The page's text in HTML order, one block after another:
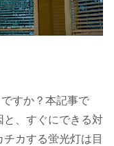
すか？本記事で
と、すぐにできる対
カする蛍光灯は目